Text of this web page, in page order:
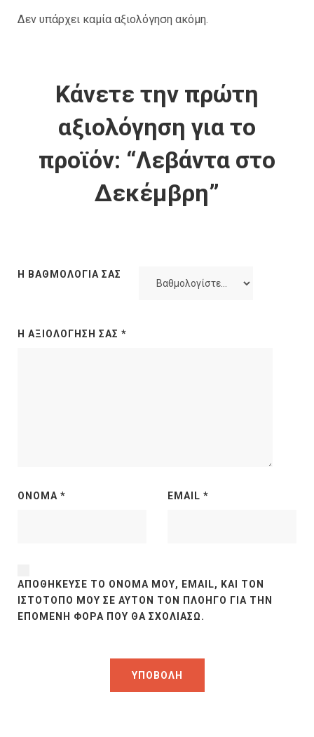
Δεν υπάρχει καμία αξιολόγηση ακόμη.
Κάνετε την πρώτη
αξιολόγηση για το
προϊόν: “Λεβάντα στο
Δεκέμβρη”
Η ΒΑΘΜΟΛΟΓΊΑ ΣΑΣ
Η ΑΞΙΟΛΌΓΗΣΉ ΣΑΣ *
ΌΝΟΜΑ * EMAIL *
ΑΠΟΘΉΚΕΥΣΕ ΤΟ ΌΝΟΜΆ ΜΟΥ, EMAIL, ΚΑΙ ΤΟΝ
ΙΣΤΌΤΟΠΟ ΜΟΥ ΣΕ ΑΥΤΌΝ ΤΟΝ ΠΛΟΗΓΌ ΓΙΑ ΤΗΝ
ΕΠΌΜΕΝΗ ΦΟΡΆ ΠΟΥ ΘΑ ΣΧΟΛΙΆΣΩ.